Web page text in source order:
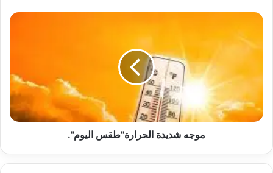
موجه
الحرارة"طقس
موجه شديدة الحرارة"طقس اليوم".